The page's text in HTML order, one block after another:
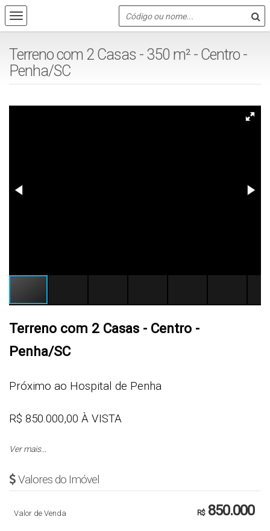
Terreno com 2 Casas - 350 m² - Centro -
Penha/SC
Terreno com 2 Casas - Centro -
Penha/SC
Próximo ao Hospital de Penha
R$ 850.000,00 À VISTA
Cód.: 5856
- 1 Suíte + 2 Quartos
Ver mais...
Valores do Imóvel
R$850.000
Valor de Venda